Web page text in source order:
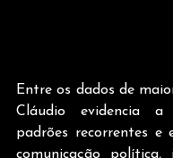
Entre os dados de
Cláudio evidencia a
padrões recorrentes e
comunicação política,